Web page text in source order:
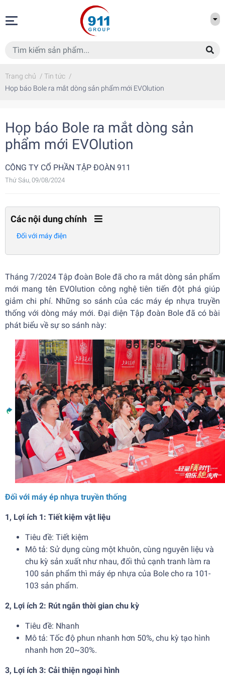
Trang chủ / Tin tức /
Họp báo Bole ra mắt dòng sản phẩm mới EVOlution
Họp báo Bole ra mắt dòng sản
phẩm mới EVOlution
CÔNG TY CỔ PHẦN TẬP ĐOÀN 911
Thứ Sáu, 09/08/2024
Các nội dung chính
Đối với máy điện
Tháng 7/2024 Tập đoàn Bole đã cho ra mắt dòng sản phẩm
mới mang tên EVOlution công nghệ tiên tiến đột phá giúp
giảm chi phí. Những so sánh của các máy ép nhựa truyền
thống với dòng máy mới. Đại diện Tập đoàn Bole đã có bài
phát biểu về sự so sánh này:
Đối với máy ép nhựa truyền thống
1, Lợi ích 1: Tiết kiệm vật liệu
Tiêu đề: Tiết kiệm
Mô tả: Sử dụng cùng một khuôn, cùng nguyên liệu và
chu kỳ sản xuất như nhau, đối thủ cạnh tranh làm ra
100 sản phẩm thì máy ép nhựa của Bole cho ra 101-
103 sản phẩm.
2, Lợi ích 2: Rút ngắn thời gian chu kỳ
Tiêu đề: Nhanh
Mô tả: Tốc độ phun nhanh hơn 50%, chu kỳ tạo hình
nhanh hơn 20~30%.
3, Lợi ích 3: Cải thiện ngoại hình